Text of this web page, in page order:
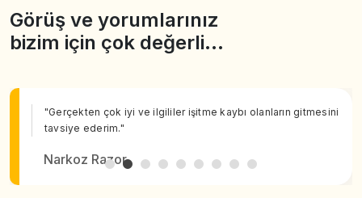
Görüş ve yorumlarınız
bizim için çok değerli…
"Gerçekten çok iyi ve ilgililer işitme kaybı olanların gitmesini
tavsiye ederim."
Narkoz Razor